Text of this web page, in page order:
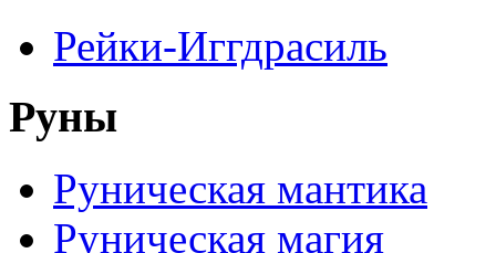
Рейки-Иггдрасиль
Руны
Руническая мантика
Руническая магия